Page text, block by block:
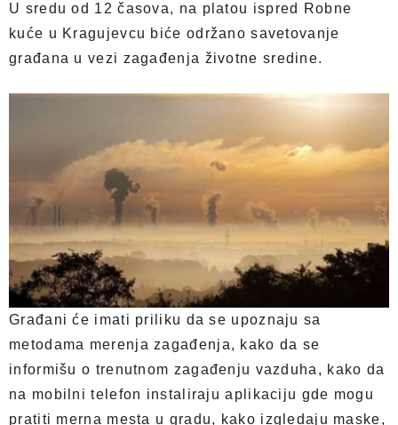
U sredu od 12 časova, na platou ispred Robne
kuće u Kragujevcu biće održano savetovanje
građana u vezi zagađenja životne sredine.
Građani će imati priliku da se upoznaju sa
metodama merenja zagađenja, kako da se
informišu o trenutnom zagađenju vazduha, kako da
na mobilni telefon instaliraju aplikaciju gde mogu
pratiti merna mesta u gradu, kako izgledaju maske,